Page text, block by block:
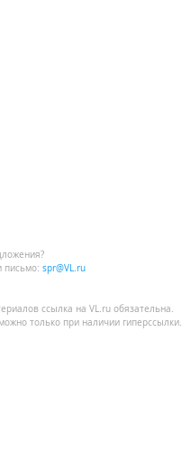
письмо: spr@VL.ru
ссылка на VL.ru обязательна.
только при наличии гиперссылки.